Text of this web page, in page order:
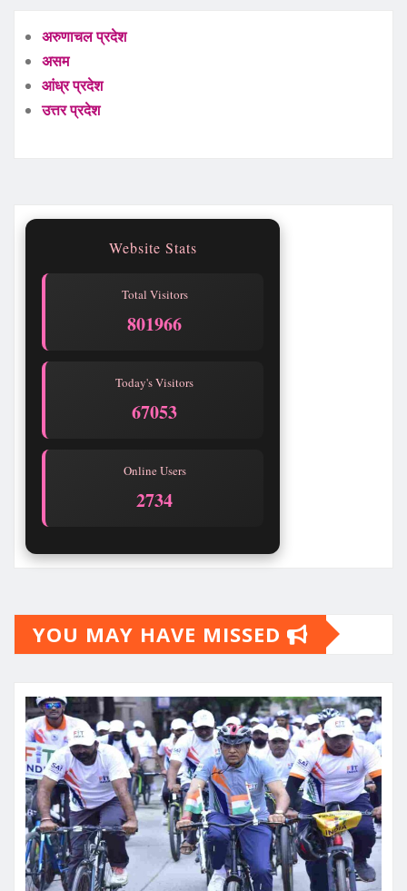
अरुणाचल प्रदेश
असम
आंध्र प्रदेश
उत्तर प्रदेश
Website Stats
Total Visitors
801967
Today's Visitors
67054
Online Users
2734
YOU MAY HAVE MISSED